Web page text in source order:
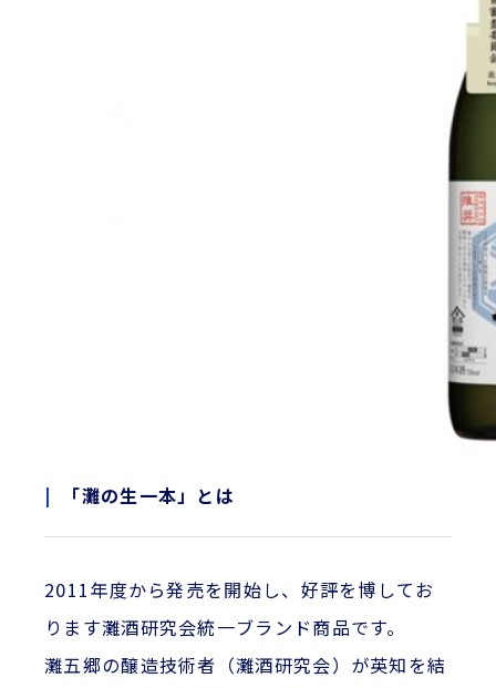
「灘の生一本」とは
2011年度から発売を開始し、好評を博してお
ります灘酒研究会統一ブランド商品です。
灘五郷の醸造技術者（灘酒研究会）が英知を結